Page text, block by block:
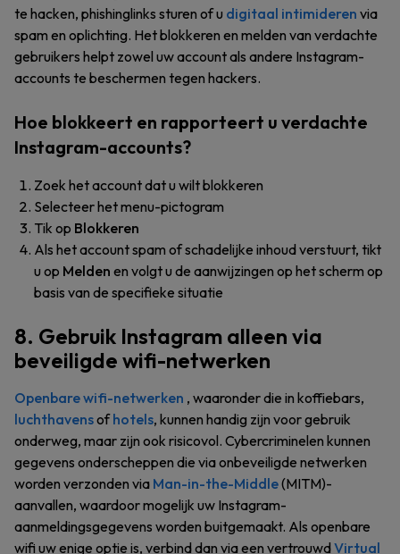
te hacken, phishinglinks sturen of u digitaal intimideren via
spam en oplichting. Het blokkeren en melden van verdachte
gebruikers helpt zowel uw account als andere Instagram-
accounts te beschermen tegen hackers.
Hoe blokkeert en rapporteert u verdachte
Instagram-accounts?
Zoek het account dat u wilt blokkeren
Selecteer het menu-pictogram
Tik op Blokkeren
Als het account spam of schadelijke inhoud verstuurt, tikt
u op Melden en volgt u de aanwijzingen op het scherm op
basis van de specifieke situatie
8. Gebruik Instagram alleen via
beveiligde wifi-netwerken
Openbare wifi-netwerken , waaronder die in koffiebars,
luchthavensofhotels, kunnen handig zijn voor gebruik
onderweg, maar zijn ook risicovol. Cybercriminelen kunnen
gegevens onderscheppen die via onbeveiligde netwerken
worden verzonden via Man-in-the-Middle(MITM)-
aanvallen, waardoor mogelijk uw Instagram-
aanmeldingsgegevens worden buitgemaakt. Als openbare
wifi uw enige optie is, verbind dan via een vertrouwdVirtual